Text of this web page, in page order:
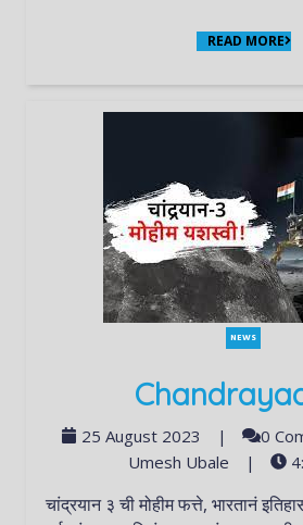
READ MORE
NEWS
25 August 2023 | 0
Umesh Ubale
|
चांद्रयान ३ ची मोहीम फत्ते, भारतानं इतिहास रचला, इस्त्रोचं स्वप्न